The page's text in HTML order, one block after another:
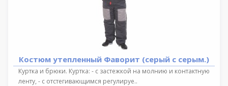
Костюм утепленный Фаворит (серый с серым.)
Куртка и брюки. Куртка: - с застежкой на молнию и контактную
ленту, - с отстегивающимся регулируе..